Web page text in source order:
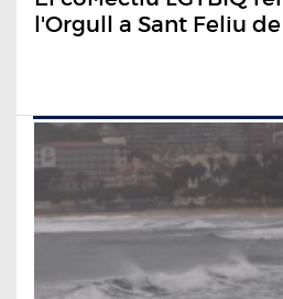
l'Orgull a Sant Feliu